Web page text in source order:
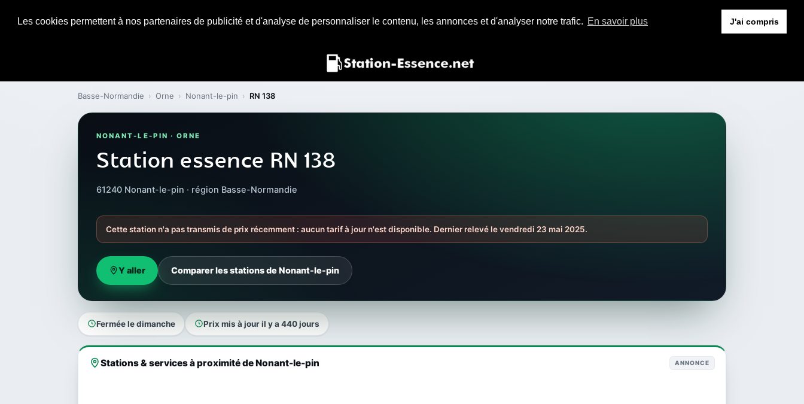
Les cookies permettent à nos partenaires de publicité et d'analyse de personnaliser le contenu, les annonces et d'analyser notre trafic. En savoir plus J'ai compris
Basse-Normandie › Orne › Nonant-le-pin › RN 138
NONANT-LE-PIN · ORNE
Station essence RN 138
61240 Nonant-le-pin · région Basse-Normandie
Cette station n'a pas transmis de prix récemment : aucun tarif à jour n'est disponible. Dernier relevé le vendredi 23 mai 2025.
Y aller Comparer les stations de Nonant-le-pin
Fermée le dimanche Prix mis à jour il y a 440 jours
Stations & services à proximité de Nonant-le-pin ANNONCE